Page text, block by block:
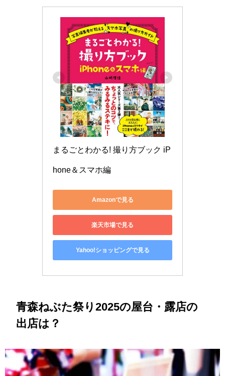
まるごとわかる! 撮り方ブック iP
hone＆スマホ編
Amazonで見る
楽天市場で見る
Yahoo!ショッピングで見る
青森ねぶた祭り2025の屋台・露店の
出店は？